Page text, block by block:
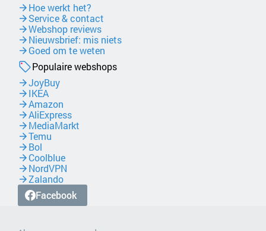
Hoe werkt het?
Service & contact
Webshop reviews
Nieuwsbrief: mis niets
Goed om te weten
Populaire webshops
JoyBuy
IKEA
Amazon
AliExpress
MediaMarkt
Temu
Bol
Coolblue
NordVPN
Zalando
Facebook